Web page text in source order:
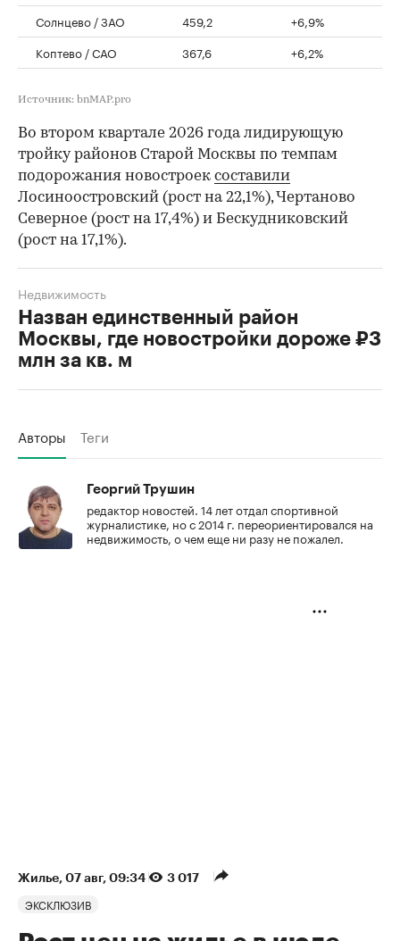
Солнцево / ЗАО
459,2
+6,9%
Коптево / САО
367,6 +6,2%
Источник: bnMAP.pro
Во втором квартале 2026 года лидирующую
тройку районов Старой Москвы по темпам
подорожания новостроек составили
Лосиноостровский (рост на 22,1%), Чертаново
Северное (рост на 17,4%) и Бескудниковский
(рост на 17,1%).
Назван единственный район
Москвы, где новостройки дороже ₽3
млн за кв. м
Недвижимость
Авторы Теги
Георгий Трушин
редактор новостей. 14 лет отдал спортивной
журналистике, но с 2014 г. переориентировался на
недвижимость, о чем еще ни разу не пожалел.
Жилье⁠, 07 авг, 09:34 3 017
ЭКСКЛЮЗИВ